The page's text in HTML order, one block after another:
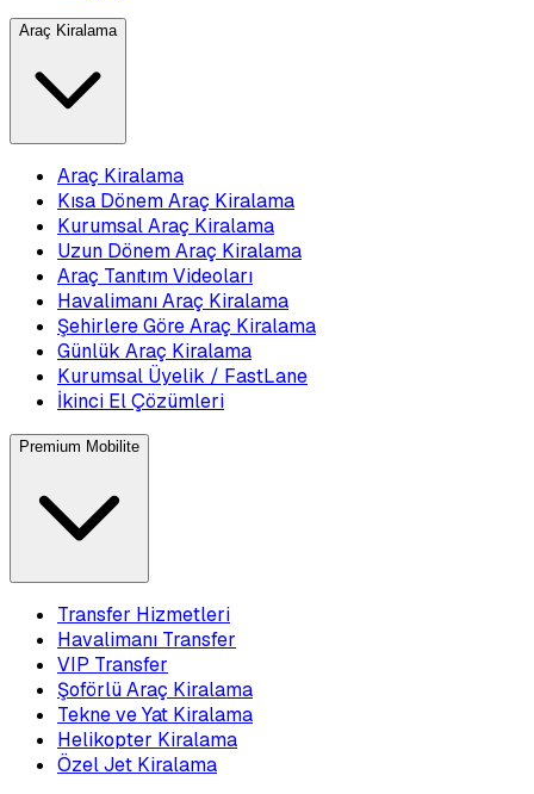
Araç Kiralama
Araç Kiralama
Kısa Dönem Araç Kiralama
Kurumsal Araç Kiralama
Uzun Dönem Araç Kiralama
Araç Tanıtım Videoları
Havalimanı Araç Kiralama
Şehirlere Göre Araç Kiralama
Günlük Araç Kiralama
Kurumsal Üyelik / FastLane
İkinci El Çözümleri
Premium Mobilite
Transfer Hizmetleri
Havalimanı Transfer
VIP Transfer
Şoförlü Araç Kiralama
Tekne ve Yat Kiralama
Helikopter Kiralama
Özel Jet Kiralama